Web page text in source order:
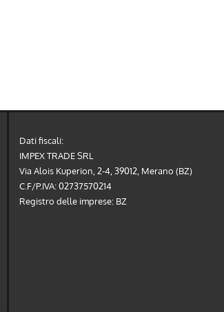
Dati fiscali:
IMPEX TRADE SRL
Via Alois Kuperion, 2-4, 39012, Merano (BZ)
C.F/P.IVA:02737570214
Registro delle imprese: BZ